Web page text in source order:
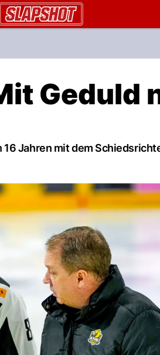
Geduld
Jahren mit dem